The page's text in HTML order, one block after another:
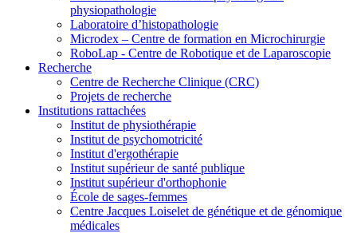
physiopathologie
Laboratoire d’histopathologie
Microdex – Centre de formation en Microchirurgie
RoboLap - Centre de Robotique et de Laparoscopie
Recherche
Centre de Recherche Clinique (CRC)
Projets de recherche
Institutions rattachées
Institut de physiothérapie
Institut de psychomotricité
Institut d'ergothérapie
Institut supérieur de santé publique
Institut supérieur d'orthophonie
École de sages-femmes
Centre Jacques Loiselet de génétique et de génomique
médicales